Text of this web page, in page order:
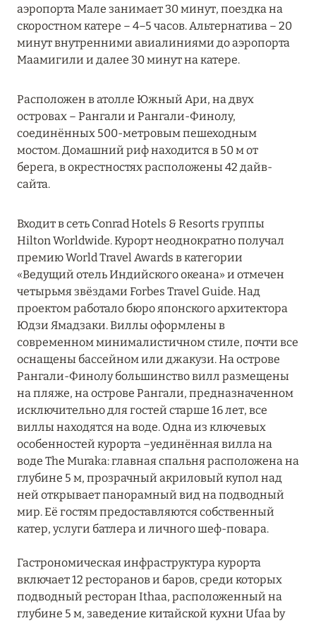
ЮЖНЫЙ МАЛЕ 13
аэропорта Мале занимает 30 минут, поездка на
скоростном катере – 4–5 часов. Альтернатива – 20
минут внутренними авиалиниями до аэропорта
Маамигили и далее 30 минут на катере.
Расположен в атолле Южный Ари, на двух
островах – Рангали и Рангали-Финолу,
соединённых 500-метровым пешеходным
мостом. Домашний риф находится в 50 м от
берега, в окрестностях расположены 42 дайв-
сайта.
Входит в сеть Conrad Hotels & Resorts группы
Hilton Worldwide. Курорт неоднократно получал
премию World Travel Awards в категории
«Ведущий отель Индийского океана» и отмечен
четырьмя звёздами Forbes Travel Guide. Над
проектом работало бюро японского архитектора
Юдзи Ямадзаки. Виллы оформлены в
современном минималистичном стиле, почти все
оснащены бассейном или джакузи. На острове
Рангали-Финолу большинство вилл размещены
на пляже, на острове Рангали, предназначенном
исключительно для гостей старше 16 лет, все
виллы находятся на воде. Одна из ключевых
особенностей курорта –уединённая вилла на
воде The Muraka: главная спальня расположена на
глубине 5 м, прозрачный акриловый купол над
ней открывает панорамный вид на подводный
мир. Её гостям предоставляются собственный
катер, услуги батлера и личного шеф-повара.
Гастрономическая инфраструктура курорта
включает 12 ресторанов и баров, среди которых
подводный ресторан Ithaa, расположенный на
глубине 5 м, заведение китайской кухни Ufaa by